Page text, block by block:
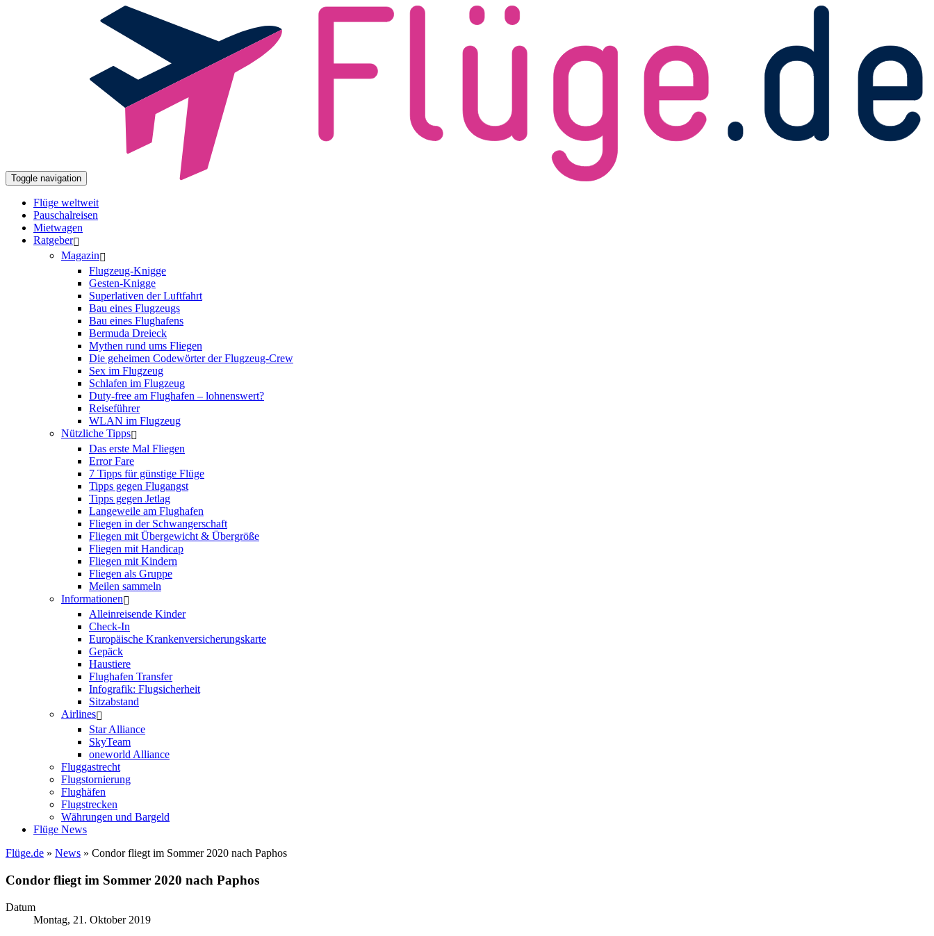
Toggle navigation
Flüge weltweit
Pauschalreisen
Mietwagen
Ratgeber
Magazin
Flugzeug-Knigge
Gesten-Knigge
Superlativen der Luftfahrt
Bau eines Flugzeugs
Bau eines Flughafens
Bermuda Dreieck
Mythen rund ums Fliegen
Die geheimen Codewörter der Flugzeug-Crew
Sex im Flugzeug
Schlafen im Flugzeug
Duty-free am Flughafen – lohnenswert?
Reiseführer
WLAN im Flugzeug
Nützliche Tipps
Das erste Mal Fliegen
Error Fare
7 Tipps für günstige Flüge
Tipps gegen Flugangst
Tipps gegen Jetlag
Langeweile am Flughafen
Fliegen in der Schwangerschaft
Fliegen mit Übergewicht & Übergröße
Fliegen mit Handicap
Fliegen mit Kindern
Fliegen als Gruppe
Meilen sammeln
Informationen
Alleinreisende Kinder
Check-In
Europäische Krankenversicherungskarte
Gepäck
Haustiere
Flughafen Transfer
Infografik: Flugsicherheit
Sitzabstand
Airlines
Star Alliance
SkyTeam
oneworld Alliance
Fluggastrecht
Flugstornierung
Flughäfen
Flugstrecken
Währungen und Bargeld
Flüge News
Flüge.de » News » Condor fliegt im Sommer 2020 nach Paphos
Condor fliegt im Sommer 2020 nach Paphos
Datum
Montag, 21. Oktober 2019